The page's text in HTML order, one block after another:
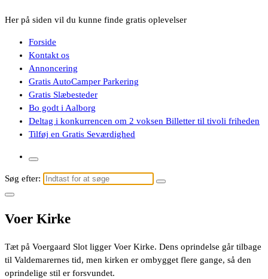
Her på siden vil du kunne finde gratis oplevelser
Forside
Kontakt os
Annoncering
Gratis AutoCamper Parkering
Gratis Slæbesteder
Bo godt i Aalborg
Deltag i konkurrencen om 2 voksen Billetter til tivoli friheden
Tilføj en Gratis Seværdighed
Søg efter:
Voer Kirke
Tæt på Voergaard Slot ligger Voer Kirke. Dens oprindelse går tilbage
til Valdemarernes tid, men kirken er ombygget flere gange, så den
oprindelige stil er forsvundet.